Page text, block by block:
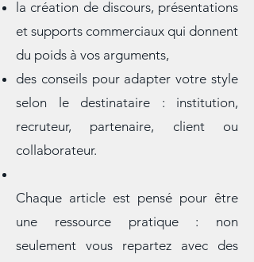
l’attention des recruteurs,
la création de discours, présentations
et supports commerciaux qui donnent
du poids à vos arguments,
des conseils pour adapter votre style
selon le destinataire : institution,
recruteur, partenaire, client ou
Chaque article est pensé pour être
une ressource pratique : non